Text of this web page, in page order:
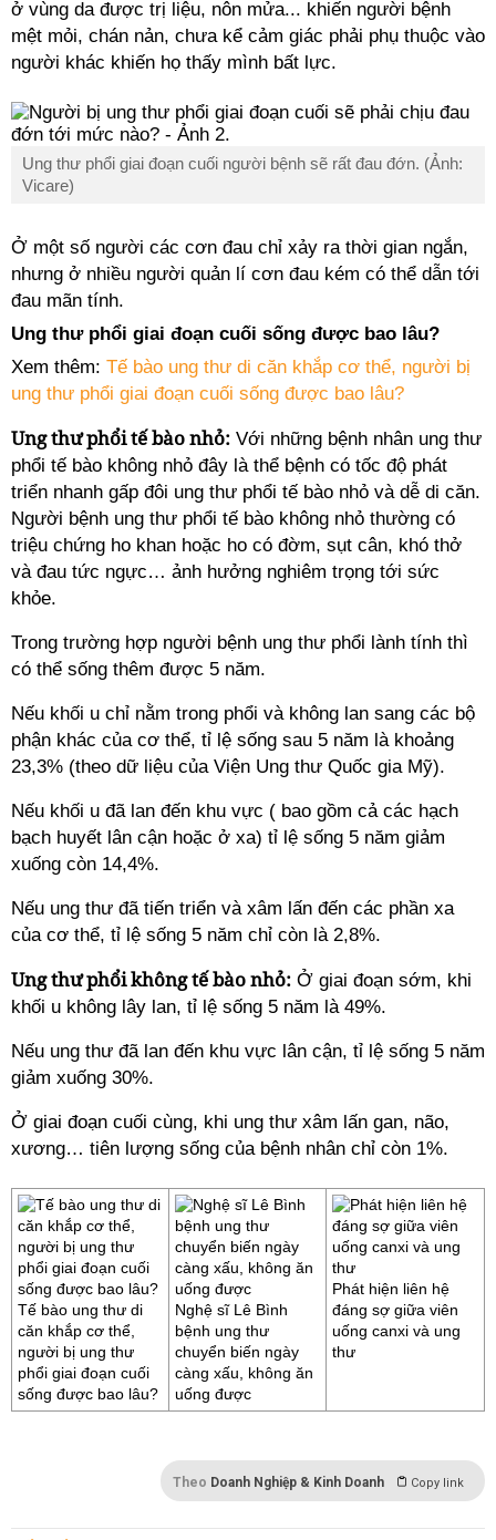
ở vùng da được trị liệu, nôn mửa... khiến người bệnh
mệt mỏi, chán nản, chưa kể cảm giác phải phụ thuộc vào
người khác khiến họ thấy mình bất lực.
Ung thư phổi giai đoạn cuối người bệnh sẽ rất đau đớn. (Ảnh:
Vicare)
Ở một số người các cơn đau chỉ xảy ra thời gian ngắn,
nhưng ở nhiều người quản lí cơn đau kém có thể dẫn tới
đau mãn tính.
Ung thư phổi giai đoạn cuối sống được bao lâu?
Xem thêm: Tế bào ung thư di căn khắp cơ thể, người bị
ung thư phổi giai đoạn cuối sống được bao lâu?
Ung thư phổi tế bào nhỏ: Với những bệnh nhân ung thư
phổi tế bào không nhỏ đây là thể bệnh có tốc độ phát
triển nhanh gấp đôi ung thư phổi tế bào nhỏ và dễ di căn.
Người bệnh ung thư phổi tế bào không nhỏ thường có
triệu chứng ho khan hoặc ho có đờm, sụt cân, khó thở
và đau tức ngực… ảnh hưởng nghiêm trọng tới sức
khỏe.
Trong trường hợp người bệnh ung thư phổi lành tính thì
có thể sống thêm được 5 năm.
Nếu khối u chỉ nằm trong phổi và không lan sang các bộ
phận khác của cơ thể, tỉ lệ sống sau 5 năm là khoảng
23,3% (theo dữ liệu của Viện Ung thư Quốc gia Mỹ).
Nếu khối u đã lan đến khu vực ( bao gồm cả các hạch
bạch huyết lân cận hoặc ở xa) tỉ lệ sống 5 năm giảm
xuống còn 14,4%.
Nếu ung thư đã tiến triển và xâm lấn đến các phần xa
của cơ thể, tỉ lệ sống 5 năm chỉ còn là 2,8%.
Ung thư phổi không tế bào nhỏ: Ở giai đoạn sớm, khi
khối u không lây lan, tỉ lệ sống 5 năm là 49%.
Nếu ung thư đã lan đến khu vực lân cận, tỉ lệ sống 5 năm
giảm xuống 30%.
Ở giai đoạn cuối cùng, khi ung thư xâm lấn gan, não,
xương… tiên lượng sống của bệnh nhân chỉ còn 1%.
Tế bào ung thư di
căn khắp cơ thể,
người bị ung thư
phổi giai đoạn cuối
sống được bao lâu?
Nghệ sĩ Lê Bình
bệnh ung thư
chuyển biến ngày
càng xấu, không ăn
uống được
Phát hiện liên hệ
đáng sợ giữa viên
uống canxi và ung
thư
Theo Doanh Nghiệp & Kinh Doanh Copy link